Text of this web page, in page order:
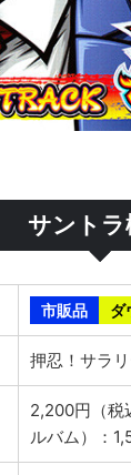
サントラ
市販品 ダ
押忍！サラ
2,200円（税
ルバム）：